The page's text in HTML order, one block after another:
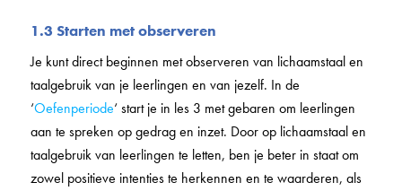
1.3 Starten met observeren
Je kunt direct beginnen met observeren van lichaamstaal en
taalgebruik van je leerlingen en van jezelf. In de
‘Oefenperiode‘ start je in les 3 met gebaren om leerlingen
aan te spreken op gedrag en inzet. Door op lichaamstaal en
taalgebruik van leerlingen te letten, ben je beter in staat om
zowel positieve intenties te herkennen en te waarderen, als